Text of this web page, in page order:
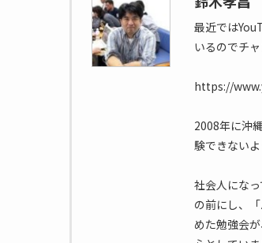
最近では
いるのでチ
https://
2008年に沖
験できない
社会人にな
の前にし、
めた勉強会